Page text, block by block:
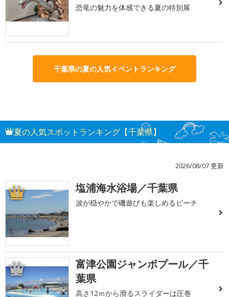
恐竜の魅力を体感できる夏の特別展
千葉県の夏の人気イベントランキング
夏の人気スポットランキング【千葉県】
2026/08/07 更新
1 塩浦海水浴場／千葉県
波が穏やかで磯遊びも楽しめるビーチ
2
富津公園ジャンボプール／千
葉県
高さ12ｍから滑るスライダーは圧巻